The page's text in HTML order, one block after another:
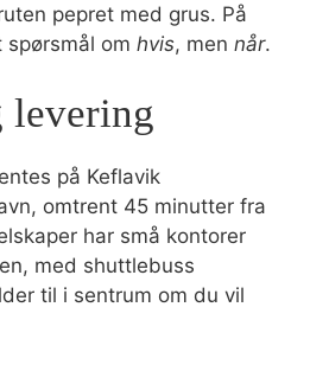
pepret med grus. På
spørsmål om hvis, men når.
levering
på Keflavik
omtrent 45 minutter fra
har små kontorer
med shuttlebuss
til i sentrum om du vil